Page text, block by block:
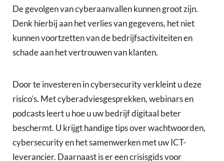
De gevolgen van cyberaanvallen kunnen groot zijn.
Denk hierbij aan het verlies van gegevens, het niet
kunnen voortzetten van de bedrijfsactiviteiten en
schade aan het vertrouwen van klanten.
Door te investeren in cybersecurity verkleint u deze
risico's. Met cyberadviesgesprekken, webinars en
podcasts leert u hoe u uw bedrijf digitaal beter
beschermt. U krijgt handige tips over wachtwoorden,
cybersecurity en het samenwerken met uw ICT-
leverancier. Daarnaast is er een crisisgids voor